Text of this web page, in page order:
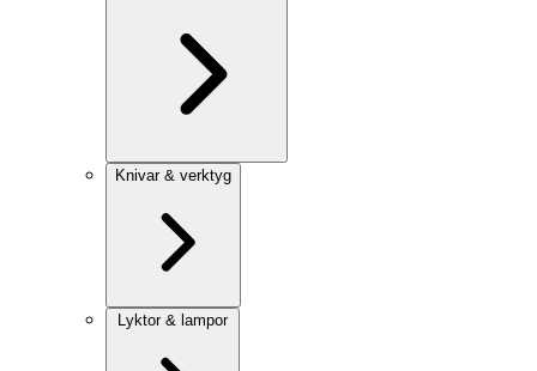
Knivar & verktyg
Lyktor & lampor